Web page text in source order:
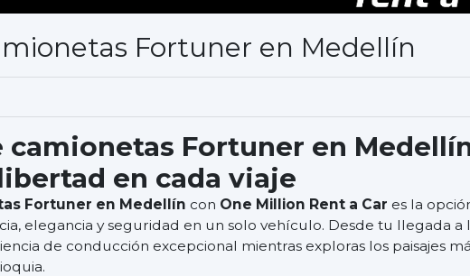
Fortuner en Medellín
camionetas Fortuner en
en cada viaje
Fortuner en Medellín con One Million Rent a Car es la
elegancia y seguridad en un solo vehículo. Desde tu llegada a
de conducción excepcional mientras exploras los paisajes